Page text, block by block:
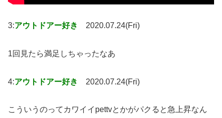
3:アウトドアー好き 2020.07.24(Fri)
1回見たら満足しちゃったなあ
4:アウトドアー好き 2020.07.24(Fri)
こういうのってカワイイpettvとかがパクると急上昇なん